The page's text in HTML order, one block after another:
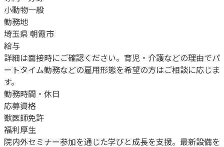
小動物一般
勤務地
埼玉県 朝霞市
給与
詳細は面接時にご確認ください。育児・介護などの理由でパ
ートタイム勤務などの雇用形態を希望の方はご相談に応じま
す。
勤務時間・休日
応募資格
獣医師免許
福利厚生
院内外セミナー参加を通じた学びと成長を支援。最新設備を